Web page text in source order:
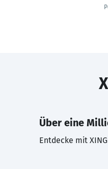
Über eine
Entdecke mit